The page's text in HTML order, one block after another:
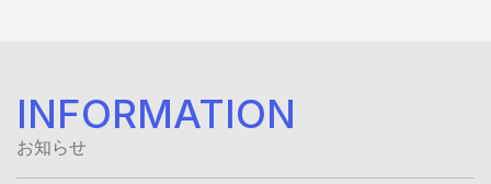
お知らせ
INFORMATION